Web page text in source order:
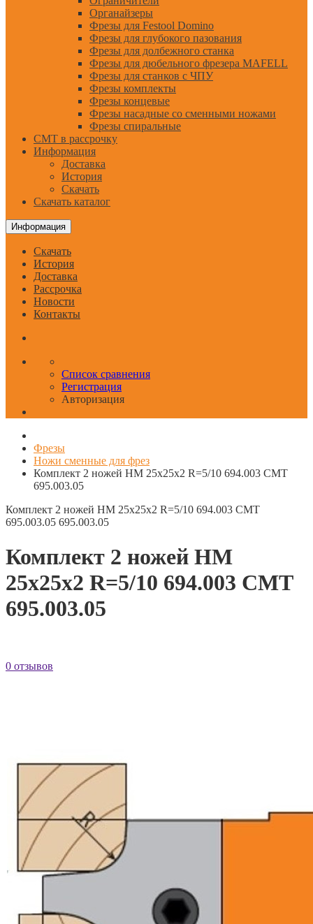
Органайзеры
Фрезы для Festool Domino
Фрезы для глубокого пазования
Фрезы для долбежного станка
Фрезы для дюбельного фрезера MAFELL
Фрезы для станков с ЧПУ
Фрезы комплекты
Фрезы концевые
Фрезы насадные со сменными ножами
Фрезы спиральные
CMT в рассрочку
Информация
Доставка
История
Скачать
Скачать каталог
Информация
Скачать
История
Доставка
Рассрочка
Новости
Контакты
Список сравнения
Регистрация
Авторизация
Фрезы
Ножи сменные для фрез
Комплект 2 ножей HM 25x25x2 R=5/10 694.003 CMT
695.003.05
Комплект 2 ножей HM 25x25x2 R=5/10 694.003 CMT
695.003.05 695.003.05
Комплект 2 ножей HM
25x25x2 R=5/10 694.003 CMT
695.003.05
0 отзывов